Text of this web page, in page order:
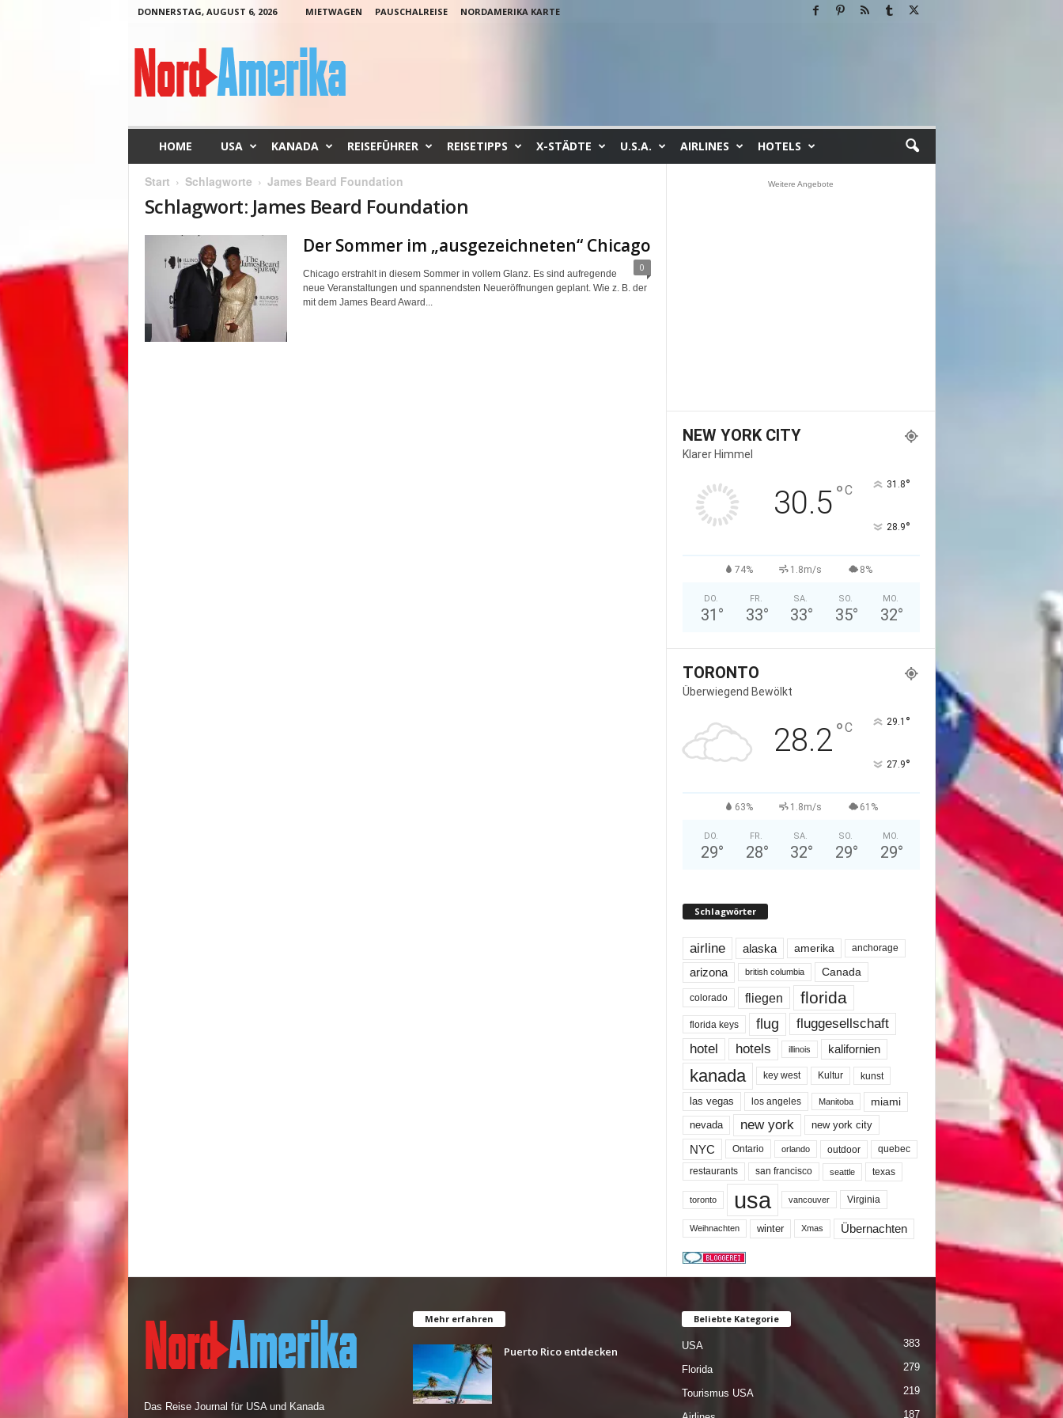
DONNERSTAG, AUGUST 6, 2026 MIETWAGEN PAUSCHALREISE NORDAMERIKA KARTE
HOME USA KANADA REISEFÜHRER REISETIPPS X-STÄDTE U.S.A. AIRLINES HOTELS
Start Schlagworte James Beard Foundation
Schlagwort: James Beard Foundation
Der Sommer im „ausgezeichneten“ Chicago
0
Chicago erstrahlt in diesem Sommer in vollem Glanz. Es sind aufregende
neue Veranstaltungen und spannendsten Neueröffnungen geplant. Wie z. B. der
mit dem James Beard Award...
Weitere Angebote
NEW YORK CITY
Klarer Himmel
30.5°C 31.8°
28.9°
74% 1.8m/s 8%
DO.
31 °
FR.
33°
SA.
33°
SO.
35°
MO.
32°
TORONTO
Überwiegend Bewölkt
28.2°C 29.1 °
27.9°
63% 1.8m/s 61%
DO.
29°
FR.
28°
SA.
32°
SO.
29°
MO.
29°
Schlagwörter
airline alaska amerika anchorage
arizona british columbia Canada
colorado fliegen florida
florida keys flug
fluggesellschaft
hotel
hotels illinois kalifornien
kanada key west Kultur kunst
las vegas los angeles Manitoba miami
nevada new york new york city
NYC Ontario orlando outdoor quebec
restaurants san francisco seattle texas
toronto usa vancouver Virginia
Weihnachten winter Xmas Übernachten
Das Reise Journal für USA und Kanada
Mehr erfahren
Puerto Rico entdecken
Beliebte Kategorie
USA 383
Florida 279
Tourismus USA 219
187